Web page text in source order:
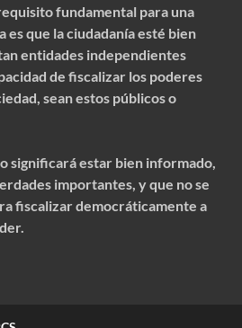
fundamental para una
que la ciudadanía esté bien
entidades independientes
de fiscalizar los poderes
sean estos públicos o
significará estar bien informado,
importantes, y que no se
fiscalizar democráticamente a